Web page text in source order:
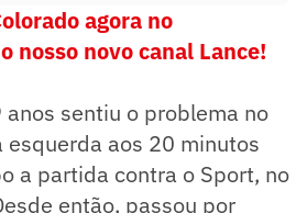
agora no
nosso novo canal Lance!
sentiu o problema no
aos 20 minutos
a partida contra o Sport, no
então, passou por